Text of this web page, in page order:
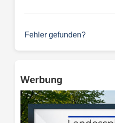
Fehler gefunden?
Werbung